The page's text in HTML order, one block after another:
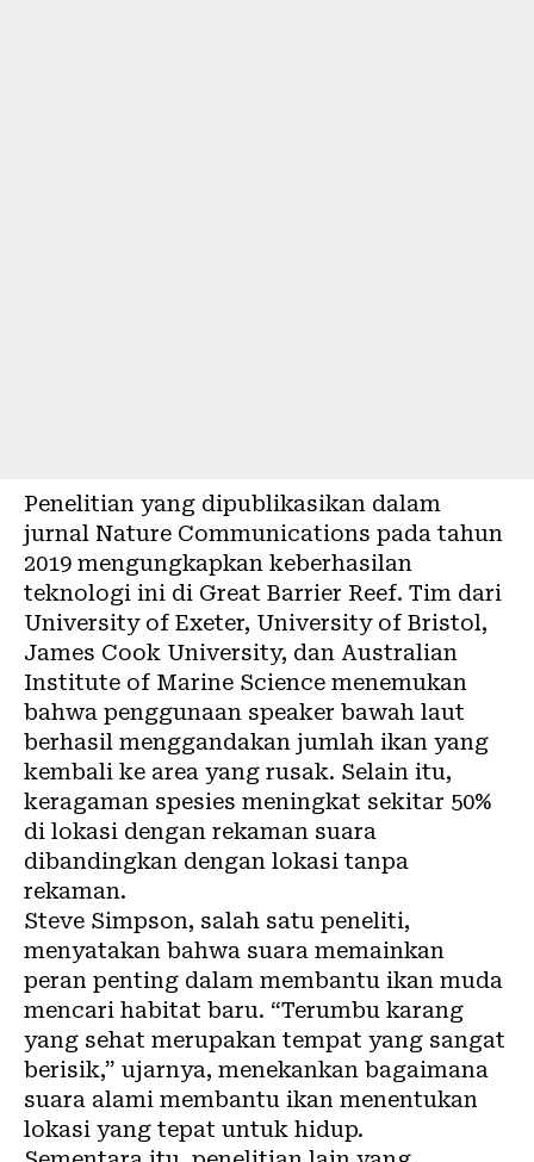
Penelitian yang dipublikasikan dalam
jurnal Nature Communications pada tahun
2019 mengungkapkan keberhasilan
teknologi ini di Great Barrier Reef. Tim dari
University of Exeter, University of Bristol,
James Cook University, dan Australian
Institute of Marine Science menemukan
bahwa penggunaan speaker bawah laut
berhasil menggandakan jumlah ikan yang
kembali ke area yang rusak. Selain itu,
keragaman spesies meningkat sekitar 50%
di lokasi dengan rekaman suara
dibandingkan dengan lokasi tanpa
rekaman.
Steve Simpson, salah satu peneliti,
menyatakan bahwa suara memainkan
peran penting dalam membantu ikan muda
mencari habitat baru. “Terumbu karang
yang sehat merupakan tempat yang sangat
berisik,” ujarnya, menekankan bagaimana
suara alami membantu ikan menentukan
lokasi yang tepat untuk hidup.